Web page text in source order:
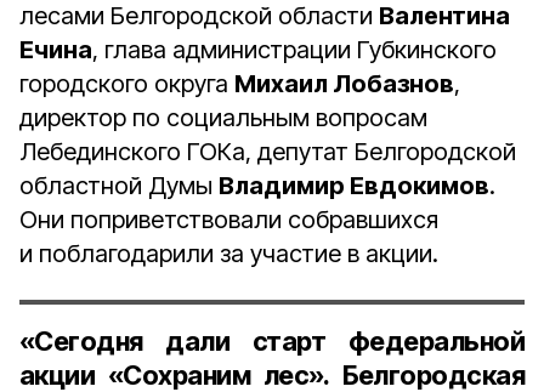
лесами Белгородской области Валентина
Ечина, глава администрации Губкинского
городского округа Михаил Лобазнов,
директор по социальным вопросам
Лебединского ГОКа, депутат Белгородской
областной Думы Владимир Евдокимов.
Они поприветствовали собравшихся
и поблагодарили за участие в акции.
«Сегодня дали старт федеральной
акции «Сохраним лес». Белгородская